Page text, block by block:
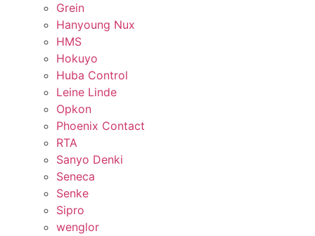
Grein
Hanyoung Nux
HMS
Hokuyo
Huba Control
Leine Linde
Opkon
Phoenix Contact
RTA
Sanyo Denki
Seneca
Senke
Sipro
wenglor